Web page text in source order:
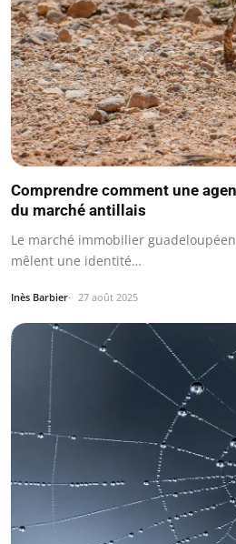
Comprendre comment une
du marché antillais
Le marché immobilier
mêlent une identité…
Inès Barbier 27 août 2025